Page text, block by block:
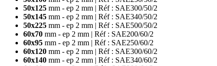
50x125 mm - ep 2 mm | Réf : SAE300/50/2
50x145 mm - ep 2 mm | Réf : SAE340/50/2
50x225 mm - ep 2 mm | Réf : SAE500/50/2
60x70 mm - ep 2 mm | Réf : SAE200/60/2
60x95 mm - ep 2 mm | Réf : SAE250/60/2
60x120 mm - ep 2 mm | Réf : SAE300/60/2
60x140 mm - ep 2 mm | Réf : SAE340/60/2